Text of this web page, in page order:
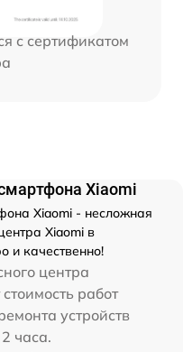
с сертификатом
Xiaomi
Xiaomi - несложная
Xiaomi в
и качественно!
центра
работ
устройств
часа.